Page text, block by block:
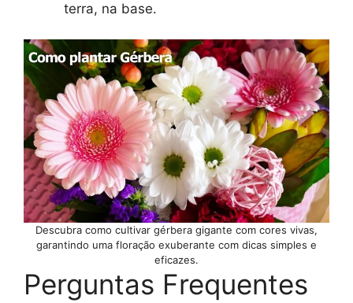
terra, na base.
Descubra como cultivar gérbera gigante com cores vivas,
garantindo uma floração exuberante com dicas simples e
eficazes.
Perguntas Frequentes